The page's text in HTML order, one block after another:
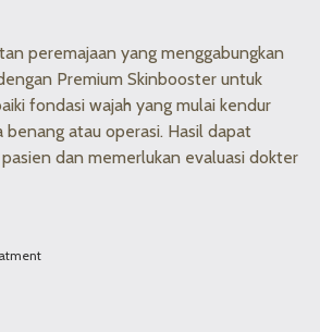
peremajaan yang menggabungkan
Premium Skinbooster untuk
fondasi wajah yang mulai kendur
benang atau operasi. Hasil dapat
dan memerlukan evaluasi dokter